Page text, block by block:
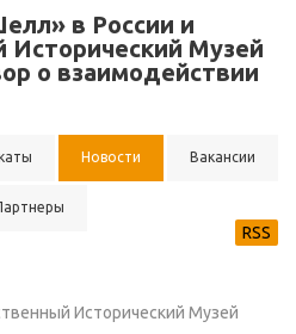
в России и
Исторический Музей
о взаимодействии
Новости Вакансии
RSS
Исторический Музей